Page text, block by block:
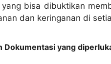
bisa dibuktikan
dan keringanan di
Dokumentasi yang